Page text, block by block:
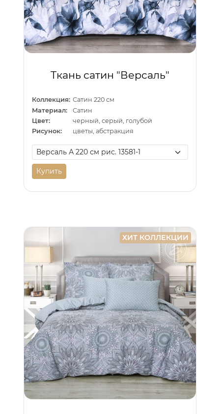
Ткань сатин "Версаль"
Коллекция: Сатин 220 см
Материал:
Сатин
Цвет:
черный, серый, голубой
Рисунок:
цветы, абстракция
Купить
ХИТ КОЛЛЕКЦИИ